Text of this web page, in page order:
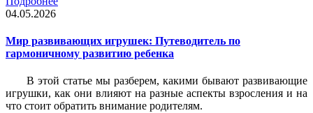
04.05.2026
Мир развивающих игрушек: Путеводитель по
гармоничному развитию ребенка
В этой статье мы разберем, какими бывают развивающие
игрушки, как они влияют на разные аспекты взросления и на
что стоит обратить внимание родителям.